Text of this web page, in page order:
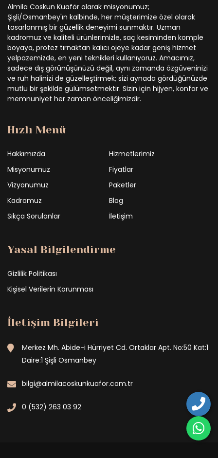
Almila Coskun Kuaför olarak misyonumuz;
Şişli/Osmanbey'ın kalbinde, her müşterimize özel olarak
tasarlanmış bir güzellik deneyimi sunmaktır. Uzman
kadromuz ve kaliteli ürünlerimizle, saç kesiminden komple
boyaya, protez tırnaktan kalıcı ojeye kadar geniş hizmet
yelpazemizde, en yeni teknikleri kullanıyoruz. Amacımız,
sadece dış görünüşünüzü değil, aynı zamanda özgüveninizi
ve ruh halinizi de güzelleştirmek; sizi aynada gördüğünüzde
mutlu bir şekilde gülümsetmektir. Sizin için hijyen, konfor ve
memnuniyet her zaman önceliğimizdir.
Hızlı Menü
Hakkımızda
Hizmetlerimiz
Misyonumuz
Fiyatlar
Vizyonumuz
Paketler
Kadromuz
Blog
Sıkça Sorulanlar
İletişim
Yasal Bilgilendirme
Gizlilik Politikası
Kişisel Verilerin Korunması
İletişim Bilgileri
Merkez Mh. Abide-i Hürriyet Cd. Ortaklar Apt. No:50 Kat:1
Daire:1 Şişli Osmanbey
bilgi@almilacoskunkuafor.com.tr
0 (532) 263 03 92